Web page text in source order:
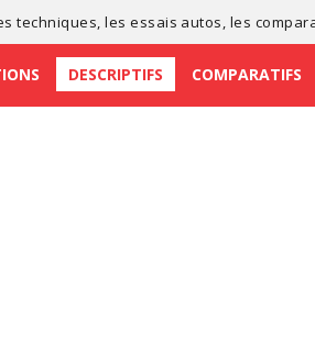
techniques , lesessais autos , les
DESCRIPTIFS COMPARATIFS